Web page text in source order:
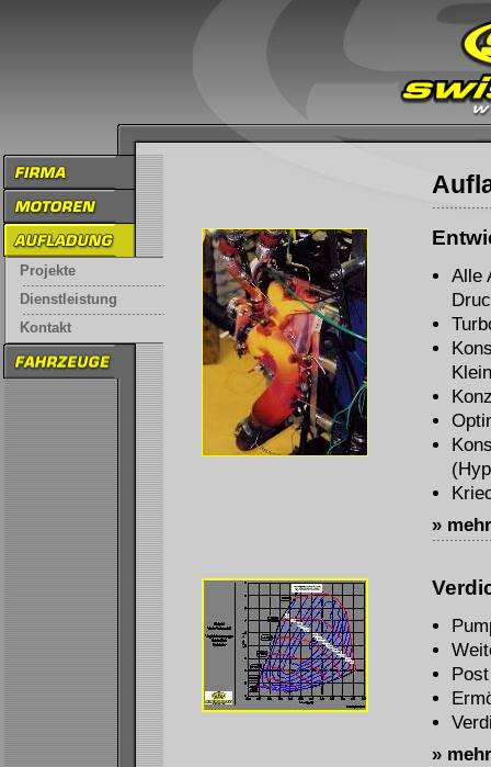
Alle
» mehr
» mehr
Projekte
Dienstleistung
Kontakt